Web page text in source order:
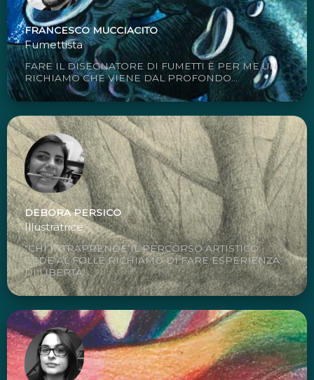
FRANCESCO MUCCIACITO
Fumettista
FARE IL DISEGNATORE DI FUMETTI È PER ME UN
RICHIAMO CHE VIENE DAL PROFONDO...
DEBORA PERSICO
Illustratrice
"CHI INTRAPRENDE IL PERCORSO ARTISTICO
CEDE AL FOLLE RICHIAMO DI FARE ESPERIENZA
DI LIBERTÀ"